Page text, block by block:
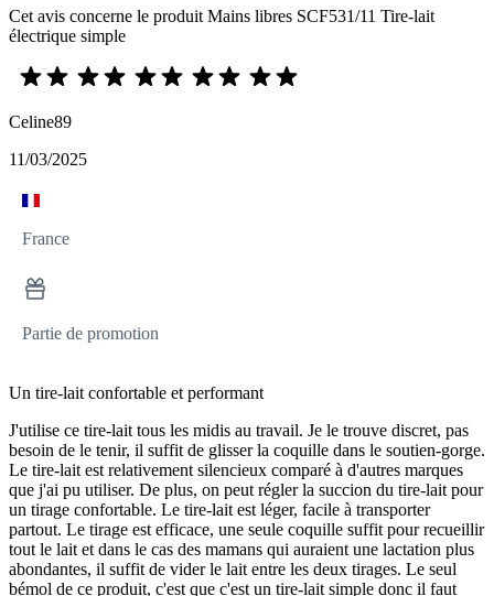
Cet avis concerne le produit Mains libres SCF531/11 Tire-lait
électrique simple
Celine89
11/03/2025
France
Partie de promotion
Un tire-lait confortable et performant
J'utilise ce tire-lait tous les midis au travail. Je le trouve discret, pas
besoin de le tenir, il suffit de glisser la coquille dans le soutien-gorge.
Le tire-lait est relativement silencieux comparé à d'autres marques
que j'ai pu utiliser. De plus, on peut régler la succion du tire-lait pour
un tirage confortable. Le tire-lait est léger, facile à transporter
partout. Le tirage est efficace, une seule coquille suffit pour recueillir
tout le lait et dans le cas des mamans qui auraient une lactation plus
abondantes, il suffit de vider le lait entre les deux tirages. Le seul
bémol de ce produit, c'est que c'est un tire-lait simple donc il faut